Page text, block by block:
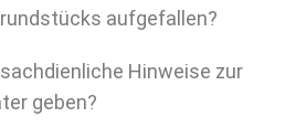
aufgefallen?
Hinweise zur
geben?